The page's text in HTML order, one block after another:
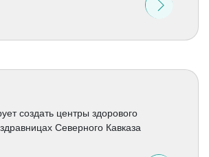
создать центры здорового
Северного Кавказа